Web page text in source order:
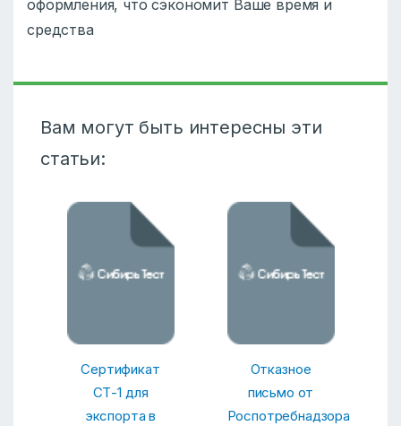
оформления, что сэкономит Ваше время и
средства
Вам могут быть интересны эти
статьи:
Сертификат
СТ-1 для
экспорта в
Отказное
письмо от
Роспотребнадзора